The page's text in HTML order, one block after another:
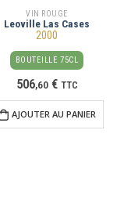
VIN ROUGE
Leoville Las Cases
2000
BOUTEILLE 75CL
506,60 € TTC
AJOUTER AU PANIER